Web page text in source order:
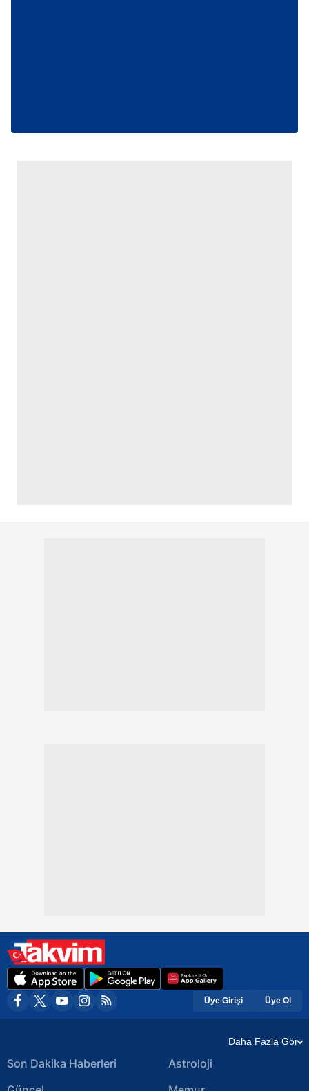
Üye Girişi Üye Ol
Daha Fazla Gör
Son Dakika Haberleri
Astroloji